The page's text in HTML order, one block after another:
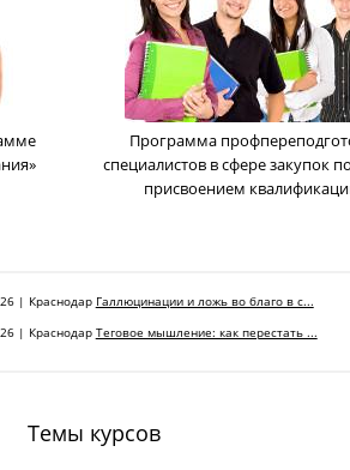
Программа
cпециалистов в сфере закупок
присвоением
| Краснодар Галлюцинации и ложь во благо в с...
| Краснодар Теговое мышление: как перестать ...
Темы курсов